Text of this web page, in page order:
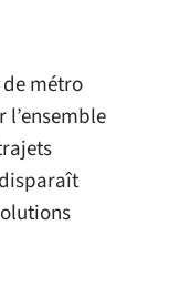
de métro
l’ensemble